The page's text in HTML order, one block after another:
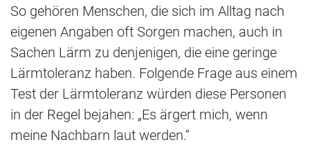
So gehören Menschen, die sich im Alltag nach
eigenen Angaben oft Sorgen machen, auch in
Sachen Lärm zu denjenigen, die eine geringe
Lärmtoleranz haben. Folgende Frage aus einem
Test der Lärmtoleranz würden diese Personen
in der Regel bejahen: „Es ärgert mich, wenn
meine Nachbarn laut werden.“